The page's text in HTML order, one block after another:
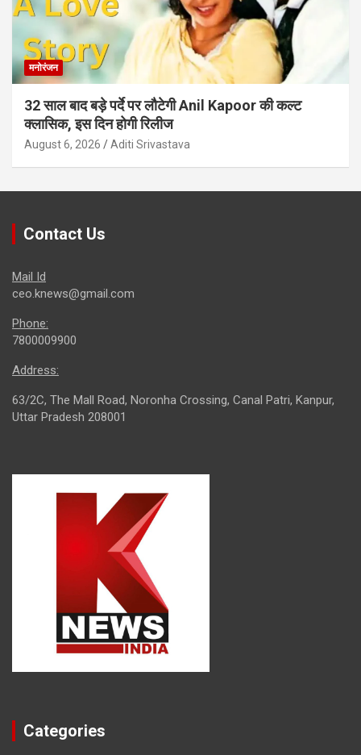
मनोरंजन
32 साल बाद बड़े पर्दे पर लौटेगी Anil Kapoor की कल्ट
क्लासिक, इस दिन होगी रिलीज
August 6, 2026 Aditi Srivastava
Contact Us
Mail Id
ceo.knews@gmail.com
Phone:
7800009900
Address:
63/2C, The Mall Road, Noronha Crossing, Canal Patri, Kanpur,
Uttar Pradesh 208001
Categories